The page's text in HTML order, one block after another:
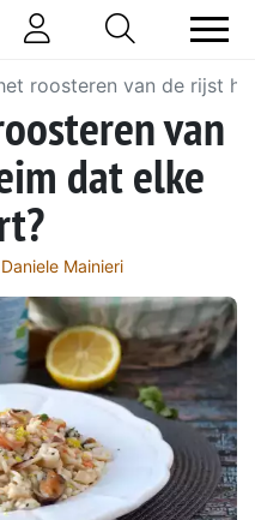
roosteren van de rijst
van
dat elke
Daniele Mainieri